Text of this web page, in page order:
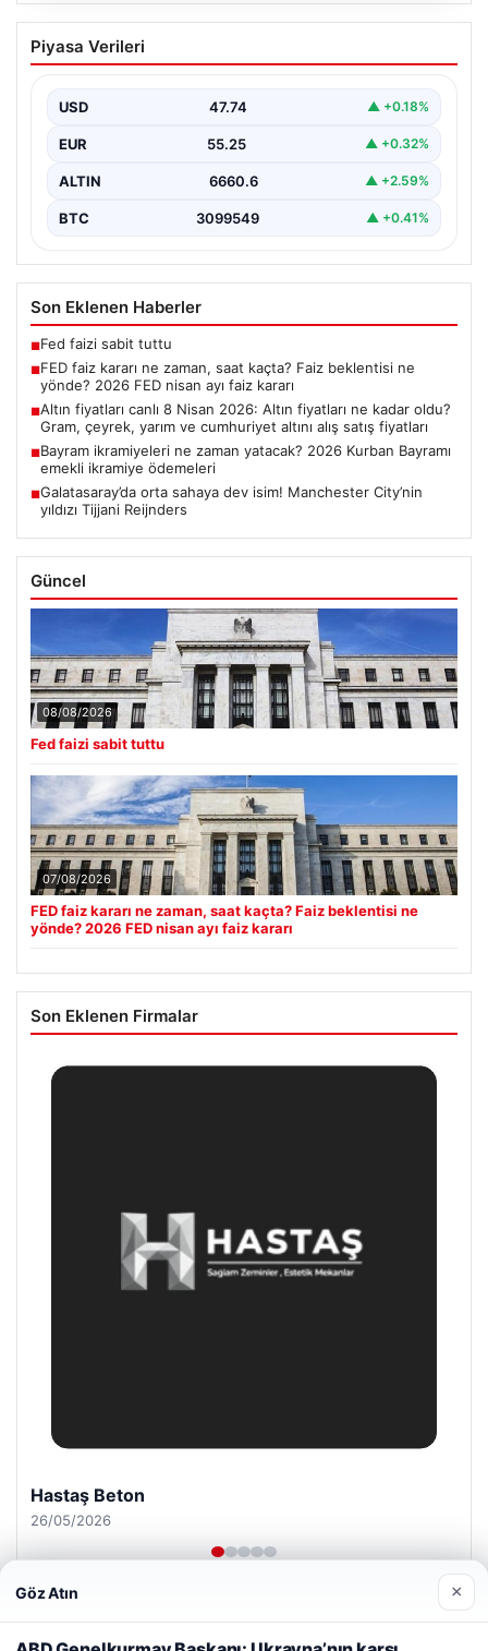
FED faiz kararı ne zaman, saat kaçta?
Faiz beklentisi ne yönde? 2026 FED
Piyasa Verileri
USD 47.74 ▲ +0.18%
EUR 55.25 ▲ +0.32%
ALTIN 6660.6 ▲ +2.59%
BTC 3099549 ▲ +0.41%
Son Eklenen Haberler
■Fed faizi sabit tuttu
■FED faiz kararı ne zaman, saat kaçta? Faiz beklentisi ne
yönde? 2026 FED nisan ayı faiz kararı
■Altın fiyatları canlı 8 Nisan 2026: Altın fiyatları ne kadar oldu?
Gram, çeyrek, yarım ve cumhuriyet altını alış satış fiyatları
■Bayram ikramiyeleri ne zaman yatacak? 2026 Kurban Bayramı
emekli ikramiye ödemeleri
■Galatasaray’da orta sahaya dev isim! Manchester City’nin
yıldızı Tijjani Reijnders
Güncel
08/08/2026
Fed faizi sabit tuttu
07/08/2026
FED faiz kararı ne zaman, saat kaçta? Faiz beklentisi ne
yönde? 2026 FED nisan ayı faiz kararı
Son Eklenen Firmalar
Prenses Night Club
29/04/2026
Göz Atın ×